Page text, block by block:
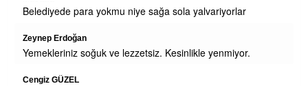
Belediyede para yokmu niye sağa sola yalvariyorlar
Zeynep Erdoğan
Yemekleriniz soğuk ve lezzetsiz. Kesinlikle yenmiyor.
Cengiz GÜZEL